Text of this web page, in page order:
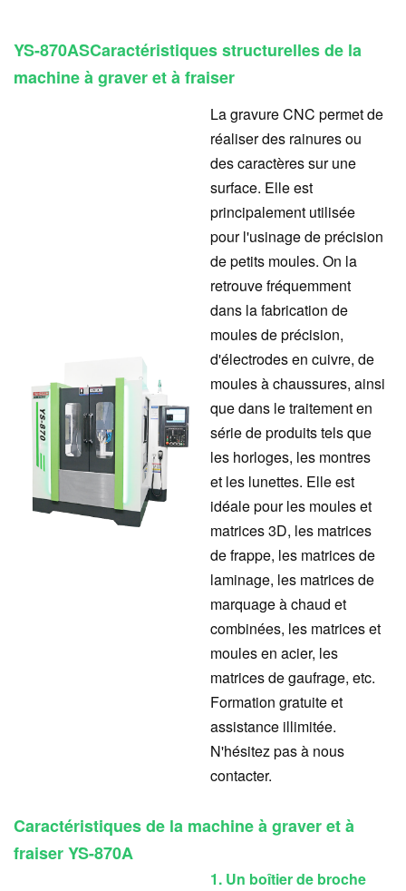
YS-870ASCaractéristiques structurelles de la
machine à graver et à fraiser
La gravure CNC permet de
réaliser des rainures ou
des caractères sur une
surface. Elle est
principalement utilisée
pour l'usinage de précision
de petits moules. On la
retrouve fréquemment
dans la fabrication de
moules de précision,
d'électrodes en cuivre, de
moules à chaussures, ainsi
que dans le traitement en
série de produits tels que
les horloges, les montres
et les lunettes. Elle est
idéale pour les moules et
matrices 3D, les matrices
de frappe, les matrices de
laminage, les matrices de
marquage à chaud et
combinées, les matrices et
moules en acier, les
matrices de gaufrage, etc.
Formation gratuite et
assistance illimitée.
N'hésitez pas à nous
contacter.
Caractéristiques de la machine à graver et à
fraiser YS-870A
1. Un boîtier de broche